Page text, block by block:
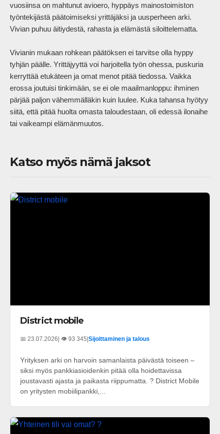
vuosiinsa on mahtunut avioero, hyppäys mainostoimiston
työntekijästä päätoimiseksi yrittäjäksi ja uusperheen arki.
Vivian puhuu äitiydestä, rahasta ja elämästä siloittelematta.
Vivianin mukaan rohkean päätöksen ei tarvitse olla hyppy
tyhjän päälle. Yrittäjyyttä voi harjoitella työn ohessa, puskuria
kerryttää etukäteen ja omat menot pitää tiedossa. Vaikka
erossa joutuisi tinkimään, se ei ole maailmanloppu: ihminen
pärjää paljon vähemmälläkin kuin luulee. Kuka tahansa hyötyy
siitä, että pitää huolta omasta taloudestaan, oli edessä ilonaihe
tai vaikeampi elämänmuutos.
Katso myös nämä jaksot
District mobile
📅 23.07.2026| 👁️ 93 345|Sijoittaminen ja talous
Yrityksen arki on harvoin samanlaista päivästä toiseen –
siksi myös pankkiasioidenkin pitää olla hoidettavissa
joustavasti ajasta ja paikasta riippumatta. ? District Mobile
on yritysten mobiilipankki,...